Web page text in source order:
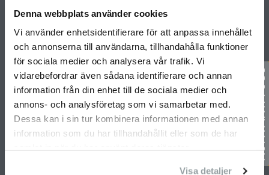
Denna webbplats använder cookies
Vi använder enhetsidentifierare för att anpassa innehållet
och annonserna till användarna, tillhandahålla funktioner
för sociala medier och analysera vår trafik. Vi
vidarebefordrar även sådana identifierare och annan
information från din enhet till de sociala medier och
annons- och analysföretag som vi samarbetar med.
Dessa kan i sin tur kombinera informationen med annan
information som du har tillhandahållit eller som de har
Visa detaljer
BO2049
Arkitekter
Projektbyggnationer
Kundreferenser